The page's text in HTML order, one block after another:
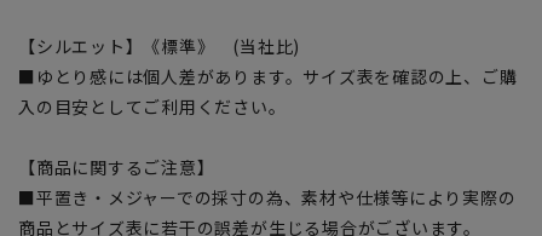
【シルエット】《標準》 (当社比)
■ゆとり感には個人差があります。サイズ表を確認の上、ご購
入の目安としてご利用ください。
【商品に関するご注意】
■平置き・メジャーでの採寸の為、素材や仕様等により実際の
商品とサイズ表に若干の誤差が生じる場合がございます。